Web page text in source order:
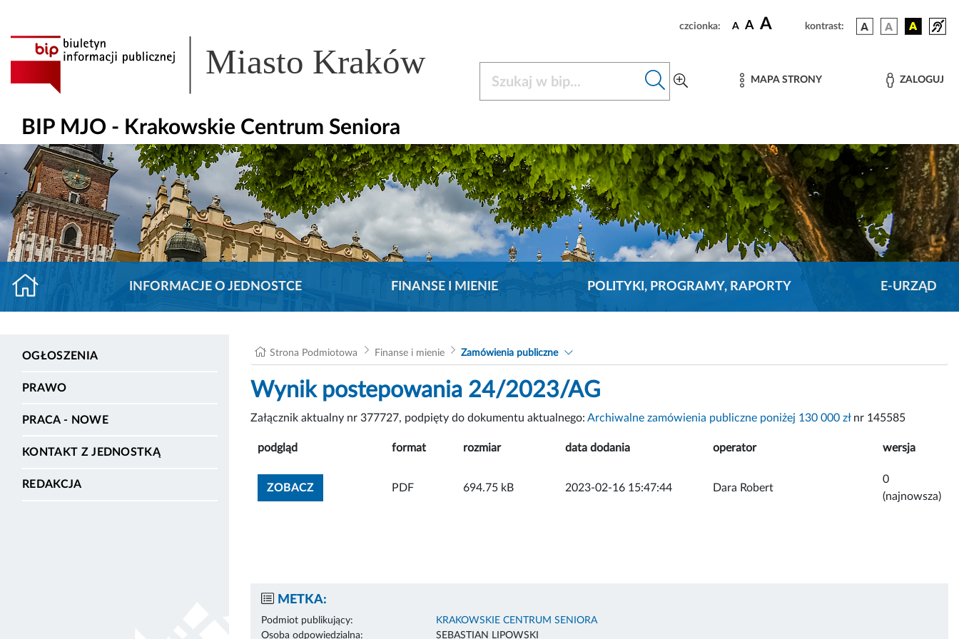
czcionka: A A A kontrast:
Miasto Kraków MAPA STRONY ZALOGUJ
BIP MJO - Krakowskie Centrum Seniora
INFORMACJE O JEDNOSTCE FINANSE I MIENIE POLITYKI, PROGRAMY, RAPORTY E-URZĄD
OGŁOSZENIA
PRAWO
PRACA - NOWE
KONTAKT Z JEDNOSTKĄ
REDAKCJA
Strona Podmiotowa Finanse i mienie Zamówienia publiczne
Wynik postepowania 24/2023/AG
Załącznik aktualny nr 377727, podpięty do dokumentu aktualnego: Archiwalne zamówienia publiczne poniżej 130 000 złnr 145585
podgląd format rozmiar data dodania operator wersja
ZOBACZZOBACZ ZAŁĄCZNIK
PDF 694.75 kB 2023-02-16 15:47:44 Dara Robert
0
(najnowsza)
METKA:
Podmiot publikujący:
KRAKOWSKIE CENTRUM SENIORA
Osoba odpowiedzialna:
SEBASTIAN LIPOWSKI